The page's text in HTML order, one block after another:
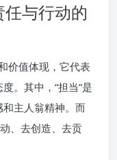
任与行动的
价值体现，它代表
。其中，“担当”是
主人翁精神。而
、去创造、去贡